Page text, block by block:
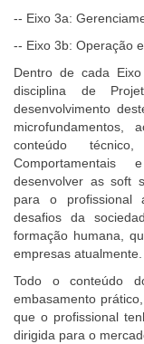
-- Eixo 3a:
-- Eixo 3b: Operação
Dentro de cada
disciplina de
desenvolvimento
conteúdo
Comportamentais
desenvolver as soft
para o profissional
desafios da
formação humana,
empresas atualmente.
Todo o conteúdo
embasamento
que o profissional
dirigida para o